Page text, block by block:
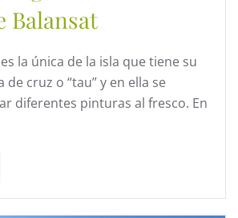
Balansat
la única de la isla que tiene su
cruz o “tau” y en ella se
diferentes pinturas al fresco. En